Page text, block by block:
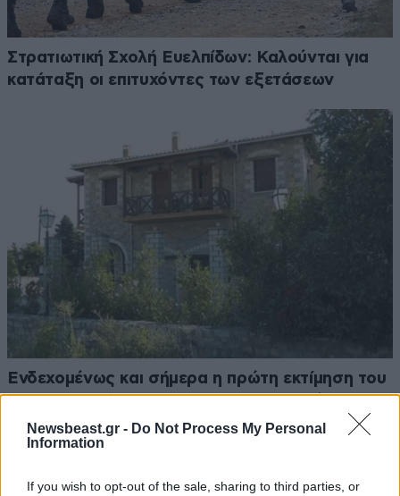
Newsbeast.gr - Do Not Process My Personal
Information
If you wish to opt-out of the sale, sharing to third parties, or
Στρατιωτική Σχολή Ευελπίδων: Καλούνται για
κατάταξη οι επιτυχόντες των εξετάσεων
Ενδεχομένως και σήμερα η πρώτη εκτίμηση του
ιατροδικαστή για τον 90χρονο που βρέθηκε σε
καταψύκτη στον Μυστρά – Τι υποστηρίζει ο
γιος του